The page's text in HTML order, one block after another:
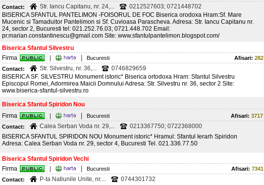
Contact:
Str. Iancu Capitanu, nr. 24,...
0212527603; 0721448702
BISERICA SFANTUL PANTELIMON -FOISORUL DE FOC Biserica orodoxa Hram:Sf. Mare
Mucenic si Tamaduitor Pantelimon si Sf. Cuvioasa Parascheva. Adresa: Str. Iancu Capitanu nr.
24, sector 2, Bucuresti tel: 021.252.76.03; 0721.448.702 Email:
pr.marian.constantinescu@gmail.com Site: www.sfantulpantelimon.blogspot.com/
Biserica Sfantul Silvestru
Firma
Bucuresti Afisari: 282
Contact:
Str. Silvestru, nr. 36,...
0746829659
BISERICA SF. SILVESTRU Monument istoric* Biserica ortodoxa Hram: Sfantul Silvestru
Episcopul Romei, Adormirea Maicii Domnului Adresa: Str. Silvestru nr. 36, sector 2 Site:
www.biserica-sfantul-silvestru.ro
Biserica Sfantul Spiridon Nou
Firma
Bucuresti Afisari: 3717
Contact:
Calea Serban Voda nr. 29,...
0213367750; 0722368000
BISERICA SFANTUL SPIRIDON NOU Monument istoric* Hramul: Sfantul Ierarh Spiridon
Adresa: Calea Serban Voda nr. 29, sector 4, Bucuresti Tel. 021.336.77.50
Biserica Sfantul Spiridon Vechi
Firma
Bucuresti Afisari: 7341
Contact:
P-ta Natiunile Unite, nr....
0744301732